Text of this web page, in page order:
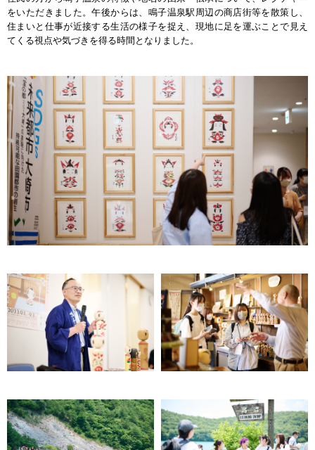
をいただきました。午後からは、鳴子温泉駅周辺の商店街等を散策し、
住まいと仕事が近接する生活の様子を捉え、現地に足を運ぶことで見え
てくる視点や気づきを得る時間となりました。